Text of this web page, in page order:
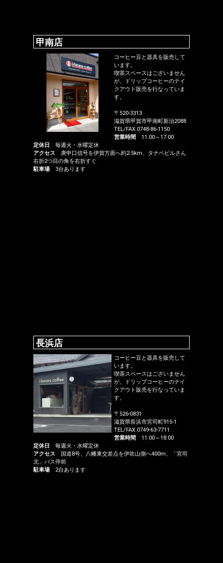
甲南店
コーヒー豆と器具を販売して
います。
喫茶スペースはございません
が、ドリップコーヒーのテイ
クアウト販売を行なっていま
す。
〒520-3313
滋賀県甲賀市甲南町新治2088
TEL/FAX.0748-86-1150
営業時間 11:00～17:00
定休日 毎週火・水曜定休
アクセス 庚申口信号を伊賀方面へ約2.5km、タナベビルさん
右折2つ目の角を右折すぐ
駐車場 3台あります
長浜店
コーヒー豆と器具を販売して
います。
喫茶スペースはございません
が、ドリップコーヒーのテイ
クアウト販売を行なっていま
す。
〒526-0831
滋賀県長浜市宮司町915-1
TEL/FAX.0749-63-7711
営業時間 11:00～18:00
定休日 毎週火・水曜定休
アクセス 国道8号、八幡東交差点を伊吹山側へ400m、「宮司
北」バス停前
駐車場 2台あります